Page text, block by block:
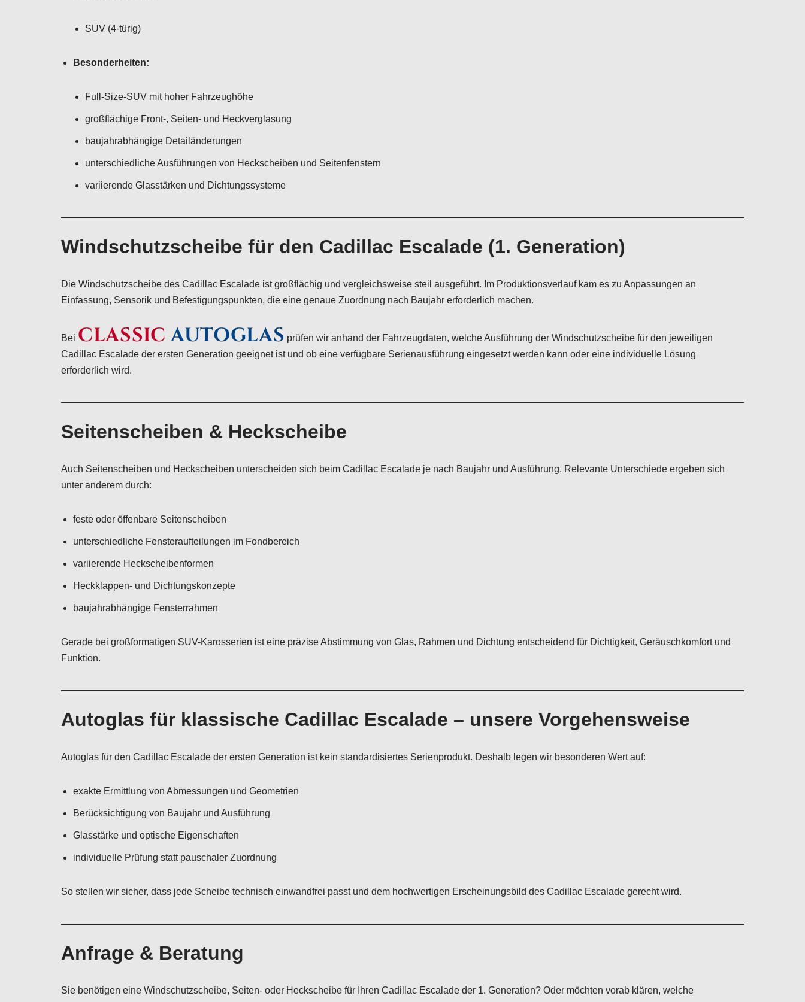
SUV (4-türig)
Besonderheiten:
Full-Size-SUV mit hoher Fahrzeughöhe
großflächige Front-, Seiten- und Heckverglasung
baujahrabhängige Detailänderungen
unterschiedliche Ausführungen von Heckscheiben und Seitenfenstern
variierende Glasstärken und Dichtungssysteme
Windschutzscheibe für den Cadillac Escalade (1. Generation)
Die Windschutzscheibe des Cadillac Escalade ist großflächig und vergleichsweise steil ausgeführt. Im Produktionsverlauf kam es zu Anpassungen an
Einfassung, Sensorik und Befestigungspunkten, die eine genaue Zuordnung nach Baujahr erforderlich machen.
Bei CLASSIC AUTOGLAS prüfen wir anhand der Fahrzeugdaten, welche Ausführung der Windschutzscheibe für den jeweiligen
Cadillac Escalade der ersten Generation geeignet ist und ob eine verfügbare Serienausführung eingesetzt werden kann oder eine individuelle Lösung
erforderlich wird.
Seitenscheiben & Heckscheibe
Auch Seitenscheiben und Heckscheiben unterscheiden sich beim Cadillac Escalade je nach Baujahr und Ausführung. Relevante Unterschiede ergeben sich
unter anderem durch:
feste oder öffenbare Seitenscheiben
unterschiedliche Fensteraufteilungen im Fondbereich
variierende Heckscheibenformen
Heckklappen- und Dichtungskonzepte
baujahrabhängige Fensterrahmen
Gerade bei großformatigen SUV-Karosserien ist eine präzise Abstimmung von Glas, Rahmen und Dichtung entscheidend für Dichtigkeit, Geräuschkomfort und
Funktion.
Autoglas für klassische Cadillac Escalade – unsere Vorgehensweise
Autoglas für den Cadillac Escalade der ersten Generation ist kein standardisiertes Serienprodukt. Deshalb legen wir besonderen Wert auf:
exakte Ermittlung von Abmessungen und Geometrien
Berücksichtigung von Baujahr und Ausführung
Glasstärke und optische Eigenschaften
individuelle Prüfung statt pauschaler Zuordnung
So stellen wir sicher, dass jede Scheibe technisch einwandfrei passt und dem hochwertigen Erscheinungsbild des Cadillac Escalade gerecht wird.
Anfrage & Beratung
Sie benötigen eine Windschutzscheibe, Seiten- oder Heckscheibe für Ihren Cadillac Escalade der 1. Generation? Oder möchten vorab klären, welche